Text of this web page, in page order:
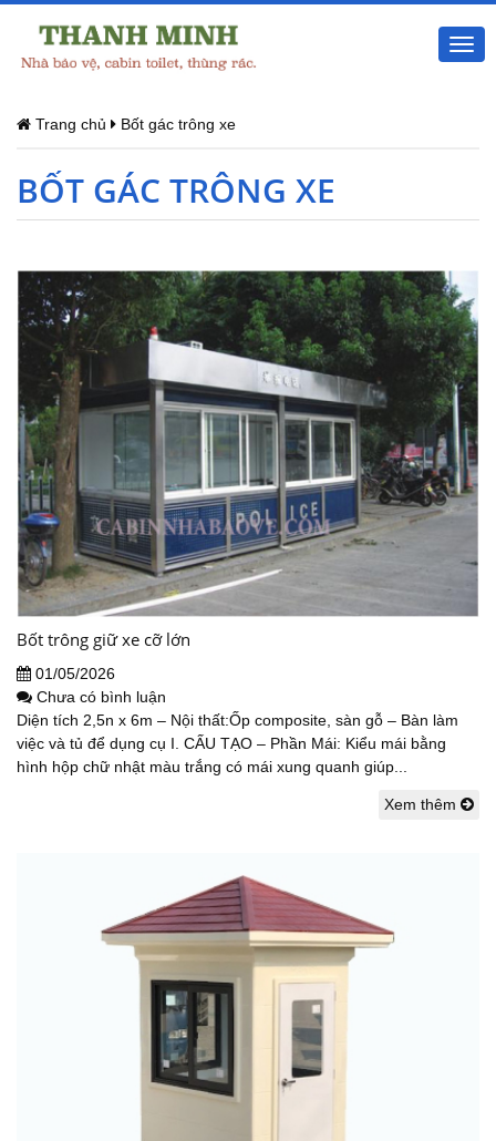
Trang chủ Bốt gác trông xe
BỐT GÁC TRÔNG XE
Bốt trông giữ xe cỡ lớn
01/05/2026
Chưa có bình luận
Diện tích 2,5n x 6m – Nội thất:Ốp composite, sàn gỗ – Bàn làm
việc và tủ để dụng cụ I. CẤU TẠO – Phần Mái: Kiểu mái bằng
hình hộp chữ nhật màu trắng có mái xung quanh giúp...
Xem thêm